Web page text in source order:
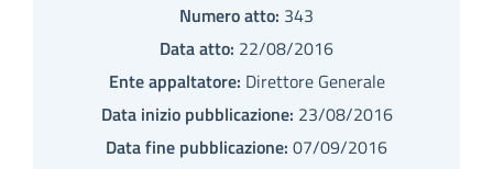
Numero atto: 343
Data atto: 22/08/2016
Ente appaltatore: Direttore Generale
Data inizio pubblicazione: 23/08/2016
Data fine pubblicazione: 07/09/2016